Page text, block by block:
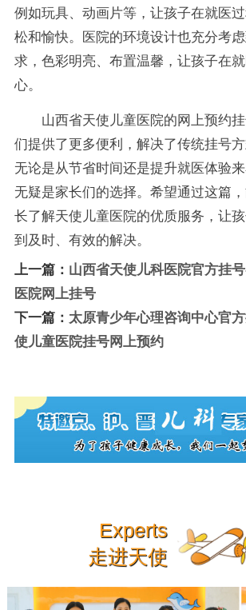
例如玩具、动画片等，让孩子在就医
松和愉快。医院的环境设计也充分考
求，色彩明亮、布置温馨，让孩子在
心。
山西省天使儿童医院的网上预约
们提供了更多便利，解决了传统挂号方
无论是从节省时间还是提升就医体验
无疑是家长们的选择。希望通过这篇
长了解天使儿童医院的优质服务，让
到及时、有效的解决。
上一篇： 山西省天使儿科医院官方挂
医院网上挂号
下一篇： 太原青少年心理咨询中心官
使儿童医院挂号网上预约
Experts
走进天使